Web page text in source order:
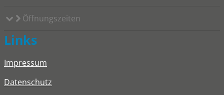
Öffnungszeiten
Links
Impressum
Datenschutz